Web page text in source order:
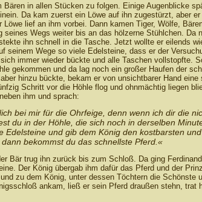
Bären in allen Stücken zu folgen. Einige Augenblicke
Da kam zuerst ein Löwe auf ihn zugestürzt, aber
Löwe lief an ihm vorbei. Dann kamen Tiger, Wölfe,
seines Wegs weiter bis an das hölzerne Stühlchen. Da
ihn schnell in die Tasche. Jetzt wollte er eilends
seinem Wege so viele Edelsteine, dass er der
immer wieder bückte und alle Taschen vollstopfte.
gekommen und da lag noch ein großer Haufen der
hinzu bückte, bekam er von unsichtbarer Hand eine
Schritt vor die Höhle flog und ohnmächtig liegen
ihm und sprach:
bei mir für die Ohrfeige, denn wenn ich dir die
du in der Höhle, die sich noch in derselben
Edelsteine und gib dem König den kostbarsten
bekommst du das schnellste Pferd.«
Bär trug ihn zurück bis zum Schloß. Da ging
Der König übergab ihm dafür das Pferd und der
zu dem König, unter dessen Töchtern die Schönste
ankam, ließ er sein Pferd draußen stehn, trat